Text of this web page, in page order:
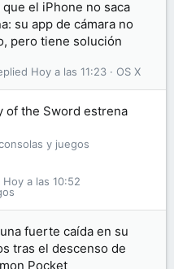
el iPhone no saca
su app de cámara no
pero tiene solución
OS X
Hoy a las 11:23
of the Sword estrena
y juegos
Hoy a las 10:52
fuerte caída en su
tras el descenso de
Pocket